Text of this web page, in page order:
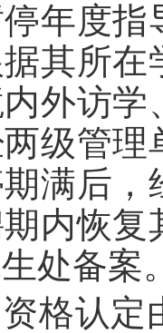
年度
其所
外访
级管
满后
内恢
处备案
格认定